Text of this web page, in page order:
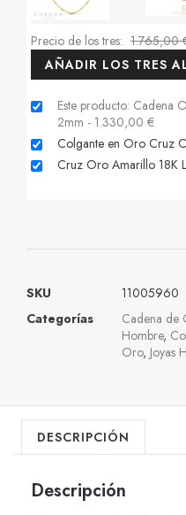
Precio de los tres: 1.765,00
AÑADIR LOS TRES
Este producto: Cadena
2mm - 1.330,00 €
Colgante en Oro Cruz
Cruz Oro Amarillo 18K
SKU
11005960
Categorías
Cadena
Hombre,
Oro, Joyas
DESCRIPCIÓN
Descripción